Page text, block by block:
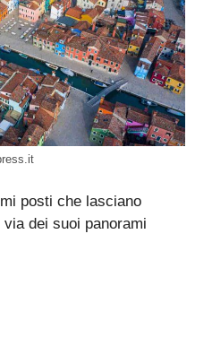
posti che lasciano
dei suoi panorami